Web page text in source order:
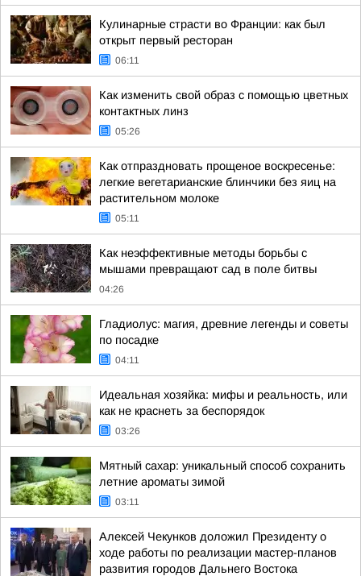
Кулинарные страсти во Франции: как был
открыт первый ресторан
06:11
Как изменить свой образ с помощью цветных
контактных линз
05:26
Как отпраздновать прощеное воскресенье:
легкие вегетарианские блинчики без яиц на
растительном молоке
05:11
Как неэффективные методы борьбы с
мышами превращают сад в поле битвы
04:26
Гладиолус: магия, древние легенды и советы
по посадке
04:11
Идеальная хозяйка: мифы и реальность, или
как не краснеть за беспорядок
03:26
Мятный сахар: уникальный способ сохранить
летние ароматы зимой
03:11
Алексей Чекунков доложил Президенту о
ходе работы по реализации мастер-планов
развития городов Дальнего Востока